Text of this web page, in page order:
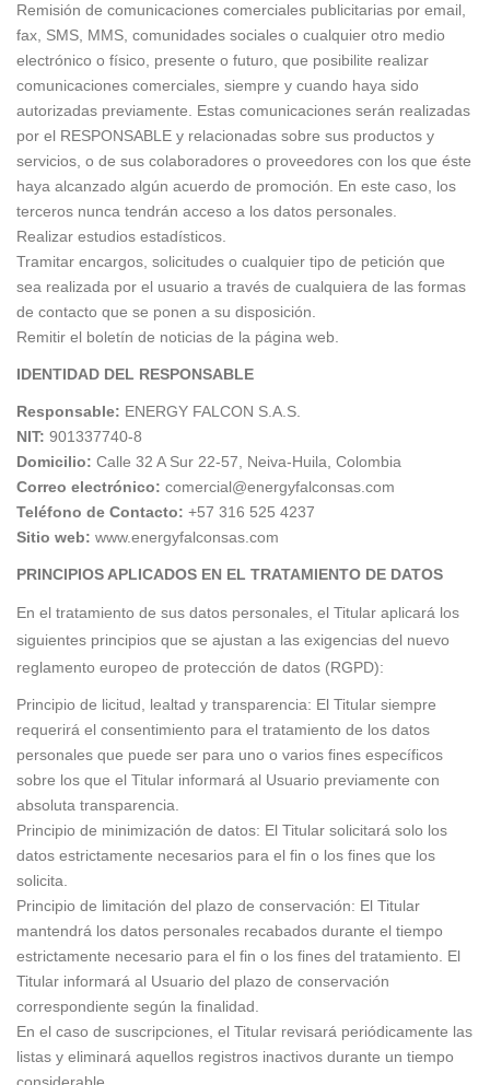
Remisión de comunicaciones comerciales publicitarias por email,
fax, SMS, MMS, comunidades sociales o cualquier otro medio
electrónico o físico, presente o futuro, que posibilite realizar
comunicaciones comerciales, siempre y cuando haya sido
autorizadas previamente. Estas comunicaciones serán realizadas
por el RESPONSABLE y relacionadas sobre sus productos y
servicios, o de sus colaboradores o proveedores con los que éste
haya alcanzado algún acuerdo de promoción. En este caso, los
terceros nunca tendrán acceso a los datos personales.
Realizar estudios estadísticos.
Tramitar encargos, solicitudes o cualquier tipo de petición que
sea realizada por el usuario a través de cualquiera de las formas
de contacto que se ponen a su disposición.
Remitir el boletín de noticias de la página web.
IDENTIDAD DEL RESPONSABLE
Responsable: ENERGY FALCON S.A.S.
NIT: 901337740-8
Domicilio: Calle 32 A Sur 22-57, Neiva-Huila, Colombia
Correo electrónico: comercial@energyfalconsas.com
Teléfono de Contacto: +57 316 525 4237
Sitio web: www.energyfalconsas.com
PRINCIPIOS APLICADOS EN EL TRATAMIENTO DE DATOS
En el tratamiento de sus datos personales, el Titular aplicará los
siguientes principios que se ajustan a las exigencias del nuevo
reglamento europeo de protección de datos (RGPD):
Principio de licitud, lealtad y transparencia: El Titular siempre
requerirá el consentimiento para el tratamiento de los datos
personales que puede ser para uno o varios fines específicos
sobre los que el Titular informará al Usuario previamente con
absoluta transparencia.
Principio de minimización de datos: El Titular solicitará solo los
datos estrictamente necesarios para el fin o los fines que los
solicita.
Principio de limitación del plazo de conservación: El Titular
mantendrá los datos personales recabados durante el tiempo
estrictamente necesario para el fin o los fines del tratamiento. El
Titular informará al Usuario del plazo de conservación
correspondiente según la finalidad.
En el caso de suscripciones, el Titular revisará periódicamente las
listas y eliminará aquellos registros inactivos durante un tiempo